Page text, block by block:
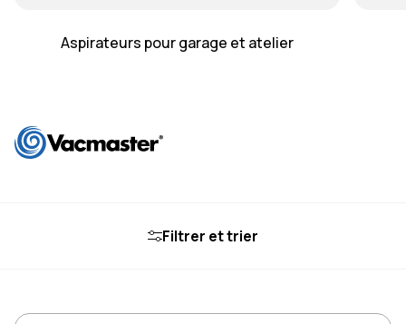
Aspirateurs pour garage et atelier
Filtrer et trier